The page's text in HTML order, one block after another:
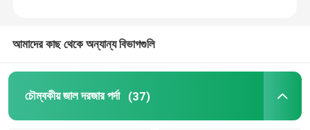
আমাদের কাছ থেকে অন্যান্য বিভাগগুলি
চৌম্বকীয় জাল দরজার পর্দা (37)